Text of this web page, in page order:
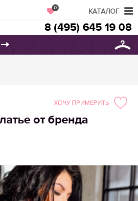
0
8 (495) 645 19 08
от бренда
ХОЧУ ПРИМЕРИТЬ
КАТАЛОГ